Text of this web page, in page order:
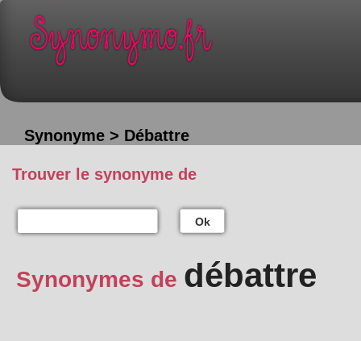
Synonyme > Débattre
Trouver le synonyme de
Ok
Synonymes de débattre